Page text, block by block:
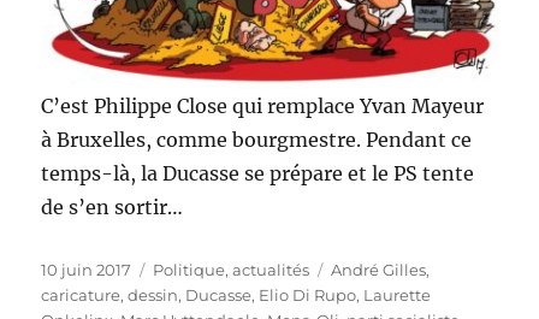
C’est Philippe Close qui remplace Yvan Mayeur
à Bruxelles, comme bourgmestre. Pendant ce
temps-là, la Ducasse se prépare et le PS tente
de s’en sortir…
Publié
le
10 juin 2017 Catégories
Politique, actualités Étiquettes
André Gilles,
caricature,dessin, Ducasse, Elio Di Rupo, Laurette